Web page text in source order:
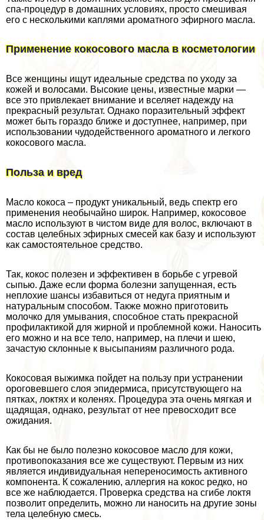
спа-процедур в домашних условиях, просто смешивая
его с несколькими каплями ароматного эфирного масла.
Применение кокосового масла в косметологии
Все женщины ищут идеальные средства по уходу за
кожей и волосами. Высокие цены, известные марки —
все это привлекает внимание и вселяет надежду на
прекрасный результат. Однако поразительный эффект
может быть гораздо ближе и доступнее, например, при
использовании чудодейственного ароматного и легкого
кокосового масла.
Польза и вред
Масло кокоса – продукт уникальный, ведь спектр его
применения необычайно широк. Например, кокосовое
масло используют в чистом виде для волос, включают в
состав целебных эфирных смесей как базу и используют
как самостоятельное средство.
Так, кокос полезен и эффективен в борьбе с угревой
сыпью. Даже если форма болезни запущенная, есть
неплохие шансы избавиться от недуга приятным и
натуральным способом. Также можно приготовить
молочко для умывания, способное стать прекрасной
профилактикой для жирной и проблемной кожи. Наносить
его можно и на все тело, например, на плечи и шею,
зачастую склонные к высыпаниям различного рода.
Кокосовая выжимка пойдет на пользу при устранении
ороговевшего слоя эпидермиса, присутствующего на
пятках, локтях и коленях. Процедypa эта очень мягкая и
щадящая, однако, результат от нее превосходит все
ожидания.
Как бы не было полезно кокосовое масло для кожи,
противопоказания все же существуют. Первым из них
является индивидуальная непереносимость активного
компонента. К сожалению, аллергия на кокос редко, но
все же наблюдается. Проверка средства на сгибе локтя
позволит определить, можно ли наносить на другие зоны
тела целебную смесь.